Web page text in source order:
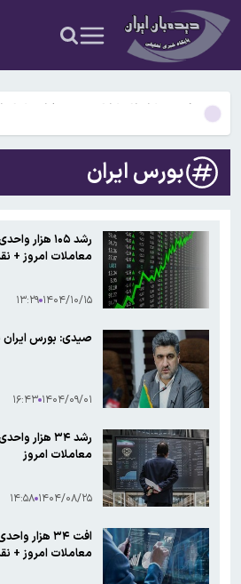
میلیون و ۸۰۵ هزار تومان
در تاریخ اپل خواهد داشت
روند شتابان سالمندی ایران؛ تولدها به زیر ۹۰۰ هزار نفر رسید
در تاریخ اپل خواهد داشت
توسط شهرداری تهران: ساخت
شدن قتل مجیدشریف واقفی توسط گروه
بورس ایران
رشد ۱۰۵
معاملات امروز +
۱۴۰۴/۱۰/۱۵ ۱۳:۲۹
صیدی: بورس ایران باید ۴۰۰ میلیارد
۱۴۰۴/۰۹/۰۱ ۱۶:۴۳
رشد ۳۴
معاملات امروز
۱۴۰۴/۰۸/۲۵ ۱۴:۵۸
افت ۳۴
معاملات امروز +